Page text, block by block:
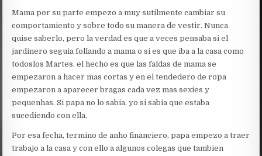
Mama por su parte empezo a muy sutilmente cambiar su
comportamiento y sobre todo su manera de vestir. Nunca
quise saberlo, pero la verdad es que a veces pensaba si el
jardinero seguia follando a mama o si es que iba a la casa como
todoslos Martes. el hecho es que las faldas de mama se
empezaron a hacer mas cortas y en el tendedero de ropa
empezaron a aparecer bragas cada vez mas sexies y
pequenhas. Si papa no lo sabia, yo si sabia que estaba
sucediendo con ella.
Por esa fecha, termino de anho financiero, papa empezo a traer
trabajo a la casa y con ello a algunos colegas que tambien